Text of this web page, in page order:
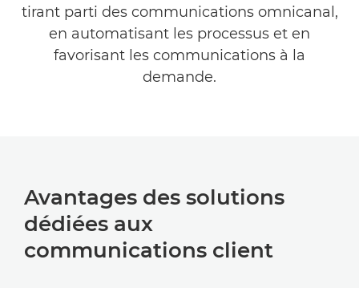
ALLEZ PLUS LOIN
tirant parti des communications omnicanal,
en automatisant les processus et en
favorisant les communications à la
demande.
Avantages des solutions
dédiées aux
communications client